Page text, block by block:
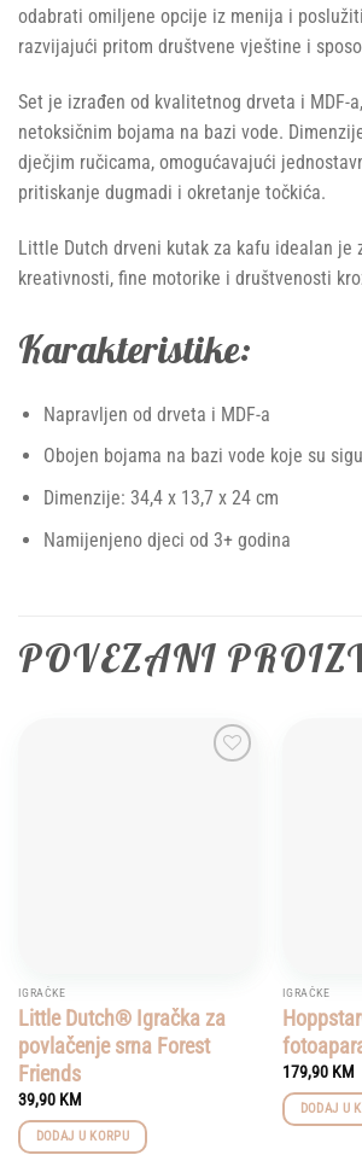
odabrati omiljene opcije iz menija i
razvijajući pritom društvene vještine i
Set je izrađen od kvalitetnog drveta i MDF-
netoksičnim bojama na bazi vode.
dječjim ručicama, omogućavajući
pritiskanje dugmadi i okretanje točkića.
Little Dutch drveni kutak za kafu idealan je
kreativnosti, fine motorike i društvenosti
Karakteristike:
Napravljen od drveta i MDF-a
Obojen bojama na bazi vode koje su
Dimenzije: 34,4 x 13,7 x 24 cm
Namijenjeno djeci od 3+ godina
POVEZANI
IGRAČKE
Little Dutch® Igračka za
povlačenje srna Forest
Friends
39,90 KM
DODAJ U KORPU
IGRAČKE
179,90 KM
DODAJ U